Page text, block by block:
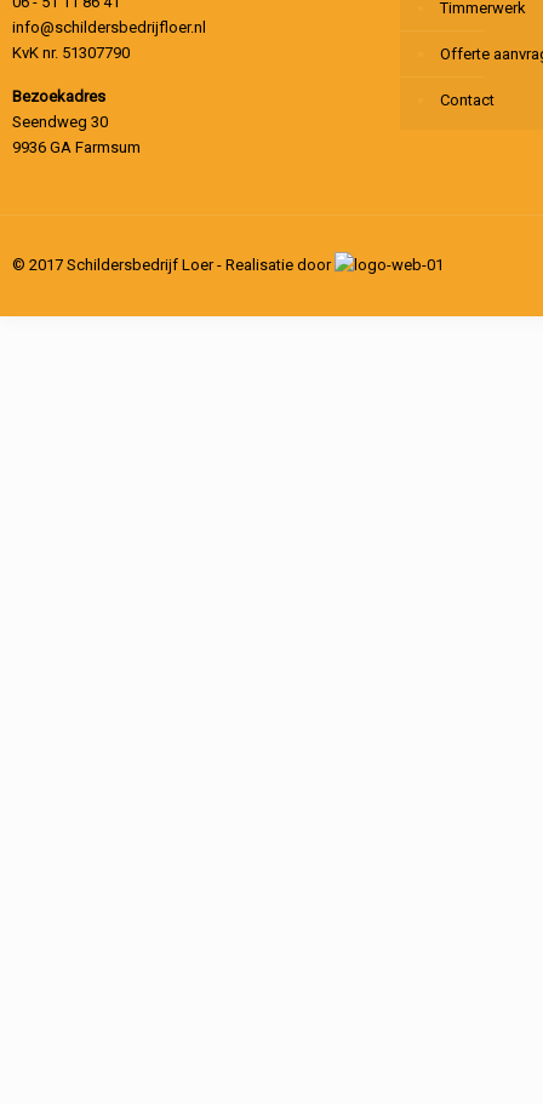
info@schildersbedrijfloer.nl
KvK nr. 51307790
Bezoekadres
Seendweg 30
9936 GA Farmsum
Timmerwerk
Offerte
Contact
© 2017 Schildersbedrijf Loer - Realisatie door